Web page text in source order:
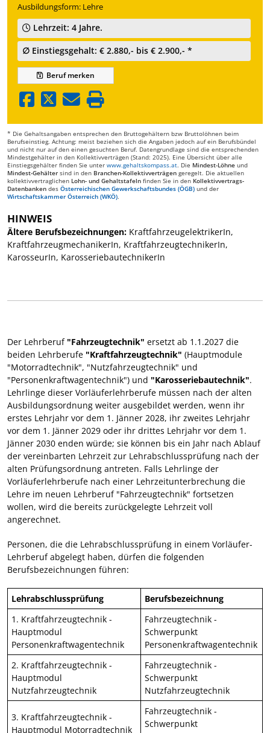
Ausbildungsform: Lehre
Lehrzeit: 4 Jahre.
∅ Einstiegsgehalt: € 2.880,- bis € 2.900,- *
Berufmerken
* Die Gehaltsangaben entsprechen den Bruttogehältern bzw Bruttolöhnen beim
Berufseinstieg. Achtung: meist beziehen sich die Angaben jedoch auf ein Berufsbündel
und nicht nur auf den einen gesuchten Beruf. Datengrundlage sind die entsprechenden
Mindestgehälter in den Kollektivverträgen (Stand: 2025). Eine Übersicht über alle
Einstiegsgehälter finden Sie unter www.gehaltskompass.at. Die Mindest-Löhne und
Mindest-Gehälter sind in den Branchen-Kollektivverträgen geregelt. Die aktuellen
kollektivvertraglichen Lohn- und Gehaltstafeln finden Sie in den Kollektivvertrags-
Datenbanken des Österreichischen Gewerkschaftsbundes (ÖGB) und der
Wirtschaftskammer Österreich (WKÖ).
HINWEIS
Ältere Berufsbezeichnungen: KraftfahrzeugelektrikerIn,
KraftfahrzeugmechanikerIn, KraftfahrzeugtechnikerIn,
KarosseurIn, KarosseriebautechnikerIn
Der Lehrberuf "Fahrzeugtechnik" ersetzt ab 1.1.2027 die
beiden Lehrberufe "Kraftfahrzeugtechnik" (Hauptmodule
"Motorradtechnik", "Nutzfahrzeugtechnik" und
"Personenkraftwagentechnik") und "Karosseriebautechnik".
Lehrlinge dieser Vorläuferlehrberufe müssen nach der alten
Ausbildungsordnung weiter ausgebildet werden, wenn ihr
erstes Lehrjahr vor dem 1. Jänner 2028, ihr zweites Lehrjahr
vor dem 1. Jänner 2029 oder ihr drittes Lehrjahr vor dem 1.
Jänner 2030 enden würde; sie können bis ein Jahr nach Ablauf
der vereinbarten Lehrzeit zur Lehrabschlussprüfung nach der
alten Prüfungsordnung antreten. Falls Lehrlinge der
Vorläuferlehrberufe nach einer Lehrzeitunterbrechung die
Lehre im neuen Lehrberuf "Fahrzeugtechnik" fortsetzen
wollen, wird die bereits zurückgelegte Lehrzeit voll
angerechnet.
Personen, die die Lehrabschlussprüfung in einem Vorläufer-
Lehrberuf abgelegt haben, dürfen die folgenden
Berufsbezeichnungen führen:
Lehrabschlussprüfung
Berufsbezeichnung
1. Kraftfahrzeugtechnik -
Hauptmodul
Personenkraftwagentechnik
Fahrzeugtechnik -
Schwerpunkt
Personenkraftwagentechnik
2. Kraftfahrzeugtechnik -
Hauptmodul
Nutzfahrzeugtechnik
Fahrzeugtechnik -
Schwerpunkt
Nutzfahrzeugtechnik
3. Kraftfahrzeugtechnik -
Hauptmodul Motorradtechnik
Fahrzeugtechnik -
Schwerpunkt